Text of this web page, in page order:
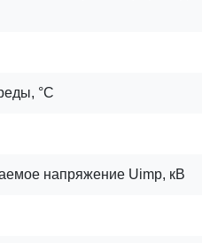
°C
напряжение Uimp, кВ